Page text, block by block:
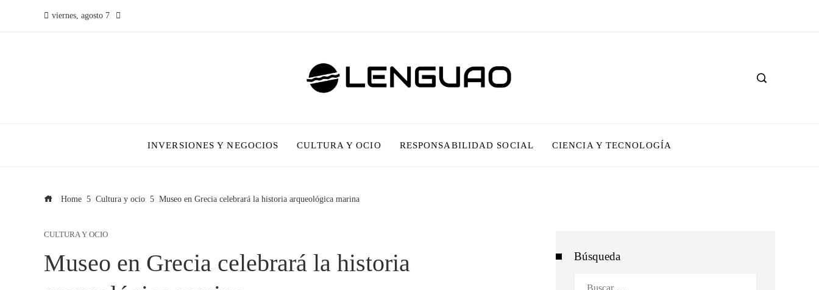
viernes, agosto 7
INVERSIONES Y NEGOCIOS CULTURA Y OCIO RESPONSABILIDAD SOCIAL CIENCIA Y TECNOLOGÍA
Home Cultura y ocio Museo en Grecia celebrará la historia arqueológica marina
CULTURA Y OCIO
Museo en Grecia celebrará la historia
Búsqueda